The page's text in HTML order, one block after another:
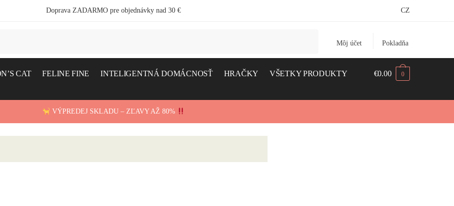
Doprava ZADARMO pre objednávky nad 30 € CZ
Môj účet Pokladňa
CAT FELINE FINE INTELIGENTNÁ DOMÁCNOSŤ HRAČKY VŠETKY PRODUKTY €0.00 0
VÝPREDEJ SKLADU – ZĽAVY AŽ 80%